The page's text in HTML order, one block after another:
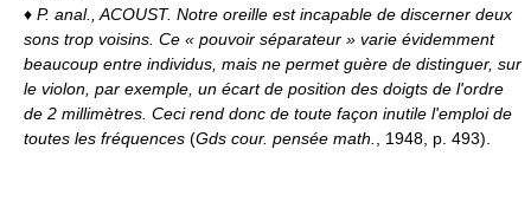
♦ P. anal., ACOUST. Notre oreille est incapable de discerner deux
sons trop voisins. Ce « pouvoir séparateur » varie évidemment
beaucoup entre individus, mais ne permet guère de distinguer, sur
le violon, par exemple, un écart de position des doigts de l'ordre
de 2 millimètres. Ceci rend donc de toute façon inutile l'emploi de
toutes les fréquences (Gds cour. pensée math. , 1948, p. 493).